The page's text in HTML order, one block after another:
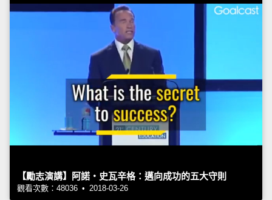
【勵志演講】阿諾‧史瓦辛格：邁向成功的五大守則
觀看次數：48036 • 2018-03-26